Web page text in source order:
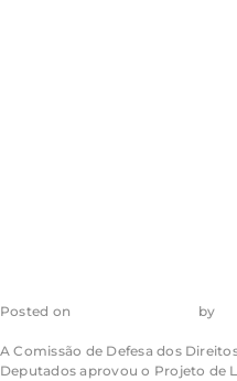
Posted on by
A Comissão de Defesa dos
Deputados aprovou o Projeto de